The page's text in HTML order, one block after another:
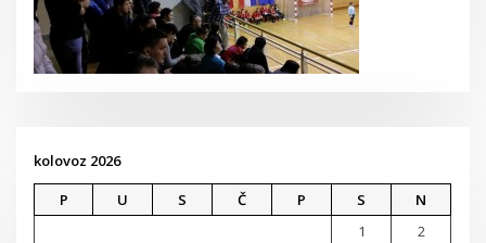
kolovoz 2026
P
U S Č P S
N
1
2